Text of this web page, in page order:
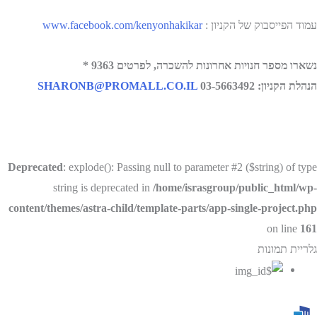
עמוד הפייסבוק של הקניון :www.facebook.com/kenyonhakikar
נשארו מספר חנויות אחרונות להשכרה, לפרטים 9363 *
הנהלת הקניון:
SHARONB@PROMALL.CO.IL 03-5663492
Deprecated: explode(): Passing null to parameter #2 ($string) of type
string is deprecated in /home/israsgroup/public_html/wp-
content/themes/astra-child/template-parts/app-single-project.php
on line 161
גלריית תמונות